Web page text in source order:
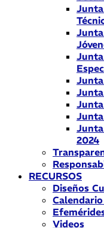
2024
RECURSOS
Diseños
Videos